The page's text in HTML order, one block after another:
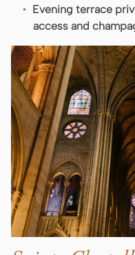
Evening terrace
access and